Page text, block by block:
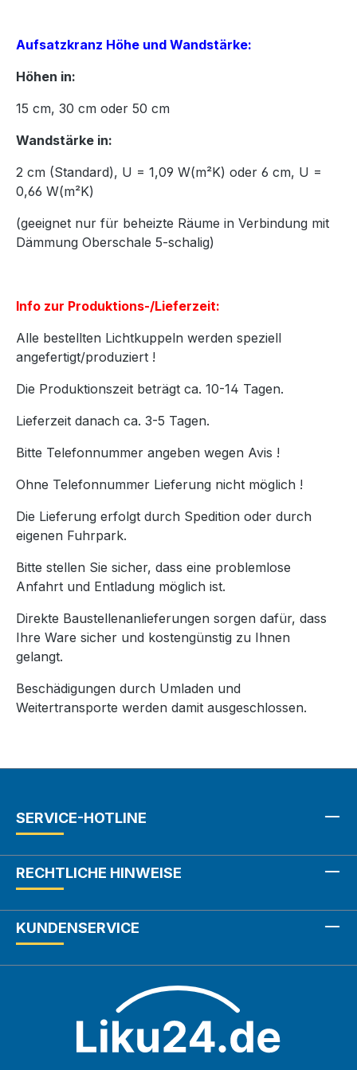
Aufsatzkranz Höhe und Wandstärke:
Höhen in:
15 cm, 30 cm oder 50 cm
Wandstärke in:
2 cm (Standard), U = 1,09 W(m²K) oder 6 cm, U =
0,66 W(m²K)
(geeignet nur für beheizte Räume in Verbindung mit
Dämmung Oberschale 5-schalig)
Info zur Produktions-/Lieferzeit:
Alle bestellten Lichtkuppeln werden speziell
angefertigt/produziert !
Die Produktionszeit beträgt ca. 10-14 Tagen.
Lieferzeit danach ca. 3-5 Tagen.
Bitte Telefonnummer angeben wegen Avis !
Ohne Telefonnummer Lieferung nicht möglich !
Die Lieferung erfolgt durch Spedition oder durch
eigenen Fuhrpark.
Bitte stellen Sie sicher, dass eine problemlose
Anfahrt und Entladung möglich ist.
Direkte Baustellenanlieferungen sorgen dafür, dass
Ihre Ware sicher und kostengünstig zu Ihnen
gelangt.
Beschädigungen durch Umladen und
Weitertransporte werden damit ausgeschlossen.
SERVICE-HOTLINE
RECHTLICHE HINWEISE
KUNDENSERVICE